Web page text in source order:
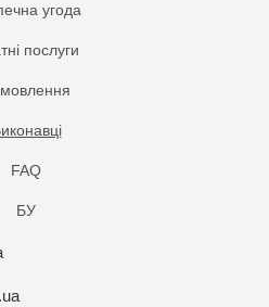
угода
послуги
FAQ
БУ